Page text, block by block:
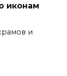
иконам
и